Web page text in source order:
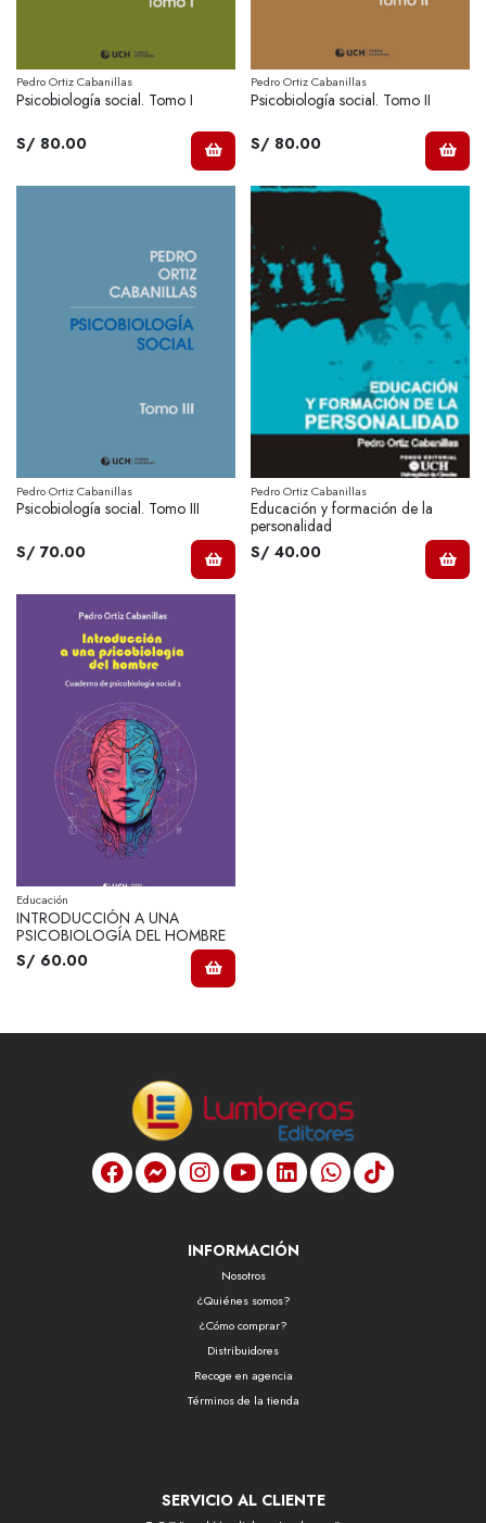
Pedro Ortiz Cabanillas
Psicobiología social. Tomo I
S/ 80.00
Pedro Ortiz Cabanillas
Psicobiología social. Tomo II
S/ 80.00
Pedro Ortiz Cabanillas
Psicobiología social. Tomo III
S/ 70.00
Pedro Ortiz Cabanillas
Educación y formación de la
personalidad
S/ 40.00
Educación
INTRODUCCIÓN A UNA
PSICOBIOLOGÍA DEL HOMBRE
S/ 60.00
INFORMACIÓN
Nosotros
¿Quiénes somos?
¿Cómo comprar?
Distribuidores
Recoge en agencia
Términos de la tienda
SERVICIO AL CLIENTE